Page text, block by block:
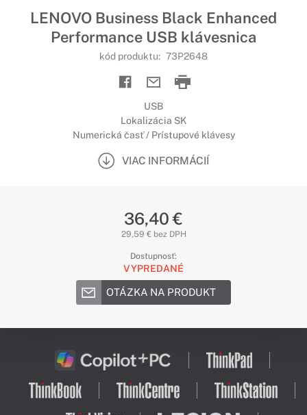
LENOVO Business Black Enhanced
Performance USB klávesnica
kód produktu: 73P2648
USB
Lokalizácia SK
Numerická časť / Prístupové klávesy
VIAC INFORMÁCIÍ
36,40 €
29,59 € bez DPH
Dostupnosť:
VYPREDANÉ
OTÁZKA NA PRODUKT